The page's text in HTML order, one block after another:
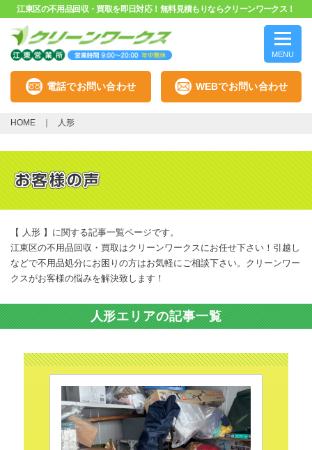
江東区の不用品回収・買取を即日対応！無料見積もりならクリーンワークス！
MENU
電話でお問い合わせ WEBでお問い合わせ
HOME 人形
【 人形 】に関する記事一覧ページです。
江東区の不用品回収・買取はクリーンワークスにお任せ下さい！引越し
などで不用品処分にお困りの方はお気軽にご相談下さい。クリーンワー
クスがお客様の悩みを解決致します！
人形エリアの記事一覧